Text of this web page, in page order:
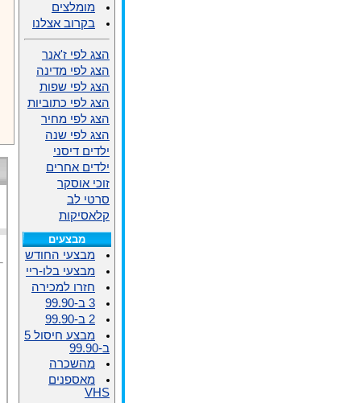
מומלצים
בקרוב אצלנו
הצג לפי ז'אנר
הצג לפי מדינה
הצג לפי שפות
הצג לפי כתוביות
הצג לפי מחיר
הצג לפי שנה
ילדים דיסני
ילדים אחרים
זוכי אוסקר
סרטי לב
קלאסיקות
מבצעים
מבצעי החודש
מבצעי בלו-ריי
חזרו למכירה
3 ב-99.90
2 ב-99.90
מבצע חיסול 5
ב-99.90
מהשכרה
מאספנים
VHS